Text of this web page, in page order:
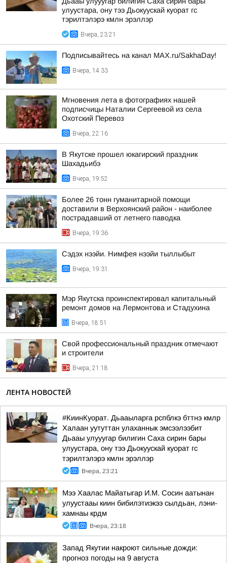
улуустара, ону тээ Дьокуускай куорат гс
тэрилтэлэрэ кмлн эрэллэр
Вчера, 23:21
Подписывайтесь на канал MAX.ru/SakhaDay!
Вчера, 14:33
Мгновения лета в фотографиях нашей
подписчицы Наталии Сергеевой из села
Охотский Перевоз
Вчера, 22:16
В Якутске прошел юкагирский праздник
Шахадьибэ
Вчера, 19:52
Более 26 тонн гуманитарной помощи
доставили в Верхоянский район - наиболее
пострадавший от летнего паводка
Вчера, 19:36
Сэдэх нээйи. Нимфея нээйи тыллыбыт
Вчера, 19:31
Мэр Якутска проинспектировал капитальный
ремонт домов на Лермонтова и Стадухина
Вчера, 18:51
Свой профессиональный праздник отмечают
и строители
Вчера, 21:18
ЛЕНТА НОВОСТЕЙ
#КиинКуорат. Дьааыларга рспблкэ бттнэ кмлр
Халаан уутуттан улаханнык эмсээлээбит
Дьааы улууугар билигин Саха сирин бары
улуустара, ону тээ Дьокуускай куорат гс
тэрилтэлэрэ кмлн эрэллэр
Вчера, 23:21
Мээ Хаалас Майатыгар И.М. Сосин аатынан
улуустааы киин бибилэтиэкээ сылдьан, лэни-
хамнаы крдм
Вчера, 23:18
Запад Якутии накроют сильные дожди:
прогноз погоды на 9 августа